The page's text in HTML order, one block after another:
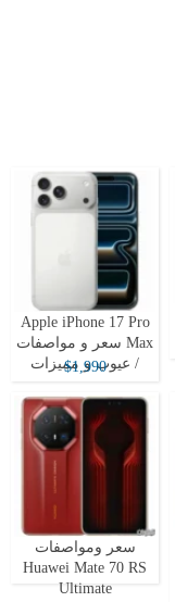
Apple iPhone 17 Pro
Max سعر و مواصفات
/ عيوب و مميزات
$1,990
سعر ومواصفات
Huawei Mate 70 RS
Ultimate